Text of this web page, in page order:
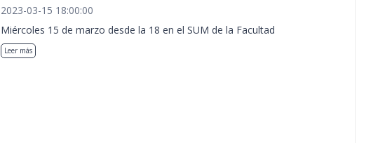
2023-03-15 18:00:00
Miércoles 15 de marzo desde la 18 en el SUM de la Facultad
Leer más